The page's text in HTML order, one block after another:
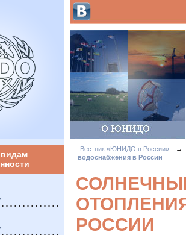
Вестник «ЮНИДО в России»
→
водоснабжения в России
РОССИИ